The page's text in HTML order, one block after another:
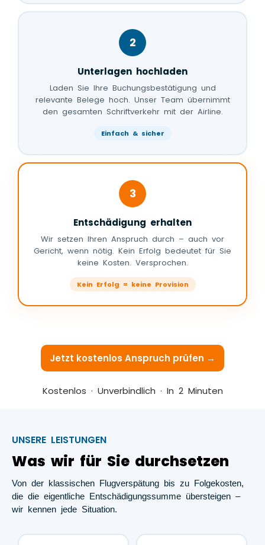
2
Unterlagen hochladen
Laden Sie Ihre Buchungsbestätigung und
relevante Belege hoch. Unser Team übernimmt
den gesamten Schriftverkehr mit der Airline.
Einfach & sicher
3
Entschädigung erhalten
Wir setzen Ihren Anspruch durch – auch vor
Gericht, wenn nötig. Kein Erfolg bedeutet für Sie
keine Kosten. Versprochen.
Kein Erfolg = keine Provision
Jetzt kostenlos Anspruch prüfen →
Kostenlos · Unverbindlich · In 2 Minuten
UNSERE LEISTUNGEN
Was wir für Sie durchsetzen
Von der klassischen Flugverspätung bis zu Folgekosten,
die die eigentliche Entschädigungssumme übersteigen –
wir kennen jede Situation.